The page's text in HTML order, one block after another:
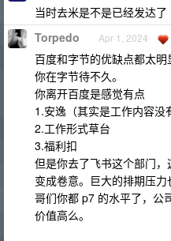
当时去米是不是已经发达了
Torpedo Apr 1, 2024
百度和字节的优缺点都太
你在字节待不久。
你离开百度是感觉有点
1.安逸（其实是工作内容没
2.工作形式草台
3.福利扣
但是你去了飞书这个部门
变成卷意。巨大的排期压力
哥们你都 p7 的水平了，公
价值高么。